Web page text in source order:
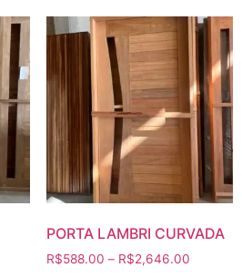
PORTA LAMBRI CURVADA
R$588.00 – R$2,646.00